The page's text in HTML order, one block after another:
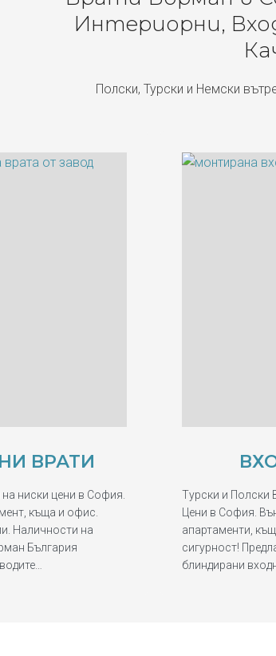
Интериорни,
Полски, Турски и Немски
ВРАТИ
ниски цени в София.
къща и офис.
Наличности на
България
Турски и Полски
Цени в София.
апартаменти,
сигурност!
блиндирани